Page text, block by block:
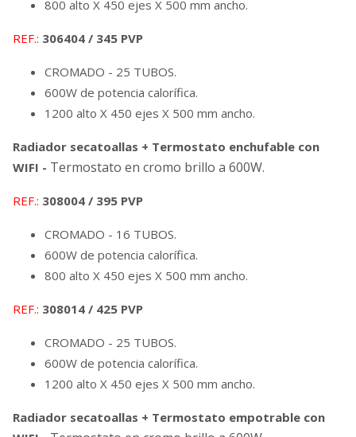
800 alto X 450 ejes X 500 mm ancho.
REF.: 306404 / 345 PVP
CROMADO - 25 TUBOS.
600W de potencia calorífica.
1200 alto X 450 ejes X 500 mm ancho.
Radiador secatoallas + Termostato enchufable con
WIFI - Termostato en cromo brillo a 600W.
REF.: 308004 / 395 PVP
CROMADO - 16 TUBOS.
600W de potencia calorífica.
800 alto X 450 ejes X 500 mm ancho.
REF.: 308014 / 425 PVP
CROMADO - 25 TUBOS.
600W de potencia calorífica.
1200 alto X 450 ejes X 500 mm ancho.
Radiador secatoallas + Termostato empotrable con